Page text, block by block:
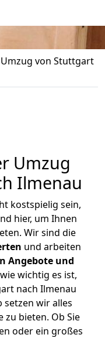
Umzug von Stuttgart
Umzug
Ilmenau
kostspielig sein,
hier, um Ihnen
Wir sind die
und arbeiten
Angebote und
wichtig es ist,
nach Ilmenau
setzen wir alles
zu bieten. Ob Sie
oder ein großes